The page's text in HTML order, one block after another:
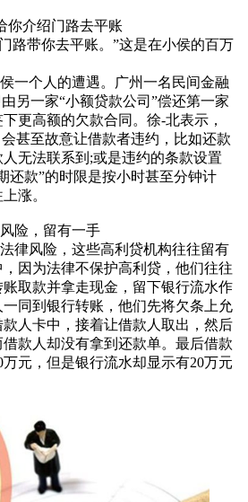
你介绍门路去平账
路带你去平账。 ”这是在小侯的百万
一个人的遭遇。广州一名民间金融
另一家“小额贷款公司”偿还第一家
更高额的欠款合同。徐-北表示，
会甚至故意让借款者违约，比如还款
无法联系到 ;或是违约的条款设置
还款”的时限是按小时甚至分钟计
涨。
险，留有一手
律风险，这些高利贷机构往往留有
因为法律不保护高利贷，他们往往
取款并拿走现金，留下银行流水作
同到银行转账，他们先将欠条上允
人卡中，接着让借款人取出，然后
款人却没有拿到还款单。最后借款
万元，但是银行流水却显示有20万元